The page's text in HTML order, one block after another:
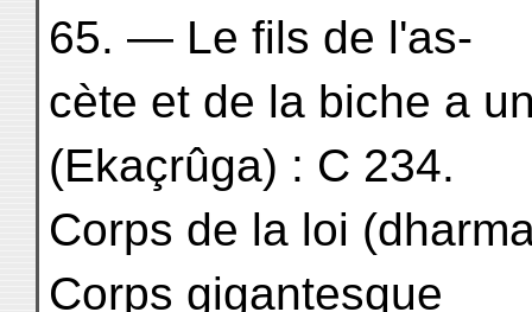
65. — Le fils de l'as-
cète et de la biche a
(Ekaçrûga) : C 234.
Corps de la loi
Corps gigantesque